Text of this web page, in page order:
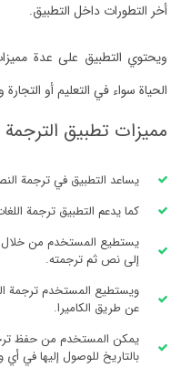
أخر التطورات داخل التطبيق.
ويحتوي التطبيق على عدة
الحياة سواء في التعليم أو
مميزات تطبيق الترجمة
يساعد التطبيق في ترجمة
كما يدعم التطبيق ترجمة
يستطيع المستخدم من خلال
إلى نص ثم ترجمته.
ويستطيع المستخدم ترجمة
عن طريق الكاميرا.
يمكن المستخدم من حفظ
بالتاريخ للوصول إليها في